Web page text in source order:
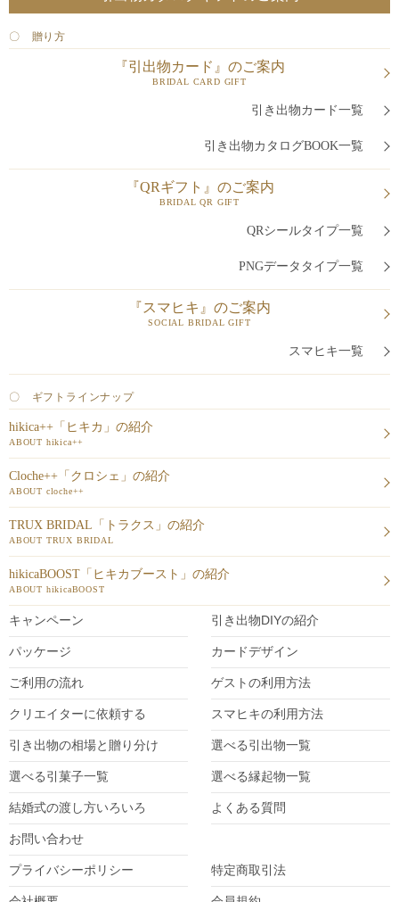
〇 贈り方
『引出物カード』のご案内
BRIDAL CARD GIFT
引き出物カード一覧
引き出物カタログBOOK一覧
『QRギフト』のご案内
BRIDAL QR GIFT
QRシールタイプ一覧
PNGデータタイプ一覧
『スマヒキ』のご案内
SOCIAL BRIDAL GIFT
スマヒキ一覧
〇 ギフトラインナップ
hikica++「ヒキカ」の紹介
ABOUT hikica++
Cloche++「クロシェ」の紹介
ABOUT cloche++
TRUX BRIDAL「トラクス」の紹介
ABOUT TRUX BRIDAL
hikicaBOOST「ヒキカブースト」の紹介
ABOUT hikicaBOOST
キャンペーン 引き出物DIYの紹介
パッケージ カードデザイン
ご利用の流れ ゲストの利用方法
クリエイターに依頼する スマヒキの利用方法
引き出物の相場と贈り分け 選べる引出物一覧
選べる引菓子一覧 選べる縁起物一覧
結婚式の渡し方いろいろ よくある質問
お問い合わせ
プライバシーポリシー 特定商取引法